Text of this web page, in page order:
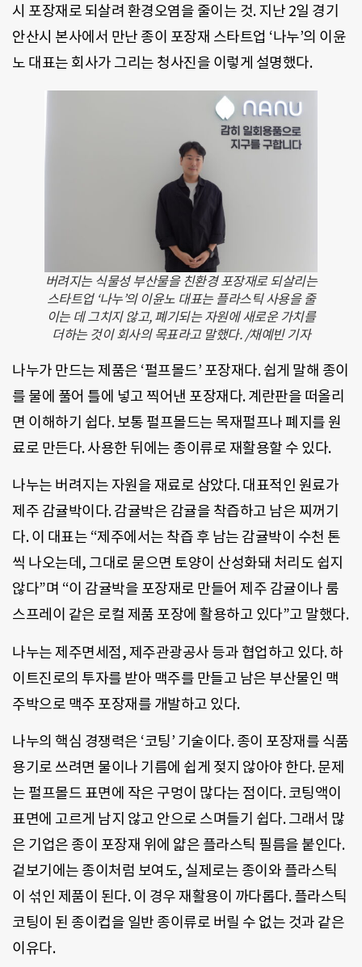
시 포장재로 되살려 환경오염을 줄이는 것. 지난 2일 경기
안산시 본사에서 만난 종이 포장재 스타트업 ‘나누’의 이윤
노 대표는 회사가 그리는 청사진을 이렇게 설명했다.
버려지는 식물성 부산물을 친환경 포장재로 되살리는
스타트업 ‘나누’의 이윤노 대표는 플라스틱 사용을 줄
이는 데 그치지 않고, 폐기되는 자원에 새로운 가치를
더하는 것이 회사의 목표라고 말했다. /채예빈 기자
나누가 만드는 제품은 ‘펄프몰드’ 포장재다. 쉽게 말해 종이
를 물에 풀어 틀에 넣고 찍어낸 포장재다. 계란판을 떠올리
면 이해하기 쉽다. 보통 펄프몰드는 목재펄프나 폐지를 원
료로 만든다. 사용한 뒤에는 종이류로 재활용할 수 있다.
나누는 버려지는 자원을 재료로 삼았다. 대표적인 원료가
제주 감귤박이다. 감귤박은 감귤을 착즙하고 남은 찌꺼기
다. 이 대표는 “제주에서는 착즙 후 남는 감귤박이 수천 톤
씩 나오는데, 그대로 묻으면 토양이 산성화돼 처리도 쉽지
않다”며 “이 감귤박을 포장재로 만들어 제주 감귤이나 룸
스프레이 같은 로컬 제품 포장에 활용하고 있다”고 말했다.
나누는 제주면세점, 제주관광공사 등과 협업하고 있다. 하
이트진로의 투자를 받아 맥주를 만들고 남은 부산물인 맥
주박으로 맥주 포장재를 개발하고 있다.
나누의 핵심 경쟁력은 ‘코팅’ 기술이다. 종이 포장재를 식품
용기로 쓰려면 물이나 기름에 쉽게 젖지 않아야 한다. 문제
는 펄프몰드 표면에 작은 구멍이 많다는 점이다. 코팅액이
표면에 고르게 남지 않고 안으로 스며들기 쉽다. 그래서 많
은 기업은 종이 포장재 위에 얇은 플라스틱 필름을 붙인다.
겉보기에는 종이처럼 보여도, 실제로는 종이와 플라스틱
이 섞인 제품이 된다. 이 경우 재활용이 까다롭다. 플라스틱
코팅이 된 종이컵을 일반 종이류로 버릴 수 없는 것과 같은
이유다.